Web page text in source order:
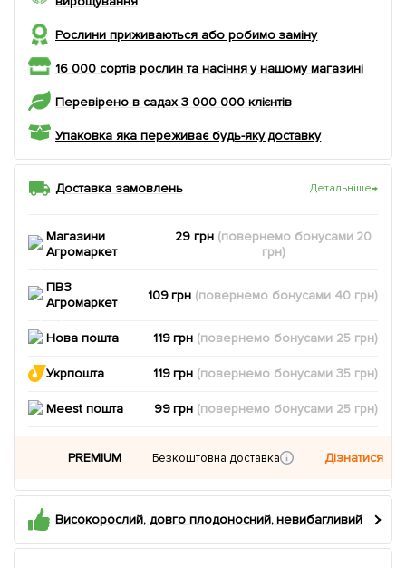
Рослини приживаються або робимо заміну
16 000 сортів рослин та насіння у нашому магазині
Перевірено в садах 3 000 000 клієнтів
Упаковка яка переживає будь-яку доставку
Доставка замовлень Детальніше→
Магазини
Агромаркет
29 грн (повернемобонусами 20
грн)
ПВЗ
Агромаркет
109 грн (повернемо бонусами 40 грн)
Нова пошта 119 грн (повернемо бонусами 25 грн)
Укрпошта 119 грн (повернемо бонусами35 грн)
Meest пошта 99 грн (повернемо бонусами 25 грн)
PREMIUM Безкоштовна доставка Дізнатися
Високорослий, довго плодоносний, невибагливий